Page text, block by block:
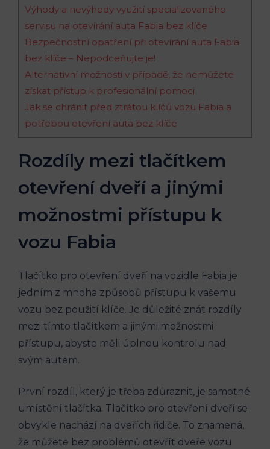
Výhody​ a nevýhody využití specializovaného
servisu na otevírání auta Fabia bez klíče
Bezpečnostní opatření při otevírání auta Fabia
bez klíče ‌– Nepodceňujte je!
Alternativní možnosti v případě,⁤ že nemůžete
získat⁣ přístup k profesionální pomoci
Jak se chránit před⁣ ztrátou klíčů vozu Fabia a
potřebou otevření auta bez klíče
Rozdíly mezi tlačítkem
otevření dveří a jinými
možnostmi přístupu k
vozu‌ Fabia
Tlačítko pro otevření dveří na vozidle ⁣Fabia je
jedním ​z mnoha způsobů přístupu ‍k vašemu
vozu ‍bez ⁢použití klíče. Je důležité znát rozdíly⁤
mezi tímto ​tlačítkem a jinými možnostmi
přístupu, abyste měli úplnou kontrolu nad
svým autem.
První rozdíl, který je třeba zdůraznit, je⁤ samotné
umístění tlačítka. Tlačítko pro otevření ‍dveří se
⁣obvykle nachází na dveřích řidiče. To znamená,
že můžete bez problémů otevřít dveře vozu